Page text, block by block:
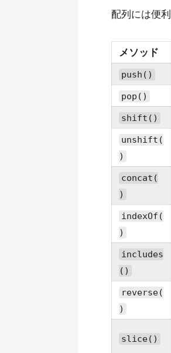
配列には便
メソッド
push()
pop()
shift()
unshift(
)
concat(
)
indexOf(
)
includes
()
reverse(
)
slice()